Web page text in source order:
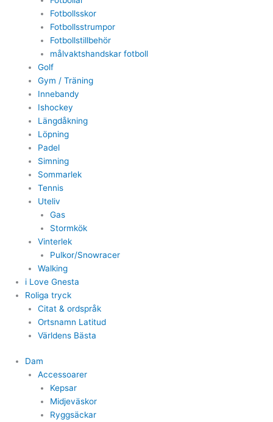
Fotbollsskor
Fotbollsstrumpor
Fotbollstillbehör
målvaktshandskar fotboll
Golf
Gym / Träning
Innebandy
Ishockey
Längdåkning
Löpning
Padel
Simning
Sommarlek
Tennis
Uteliv
Gas
Stormkök
Vinterlek
Pulkor/Snowracer
Walking
i Love Gnesta
Roliga tryck
Citat & ordspråk
Ortsnamn Latitud
Världens Bästa
Dam
Accessoarer
Kepsar
Midjeväskor
Ryggsäckar